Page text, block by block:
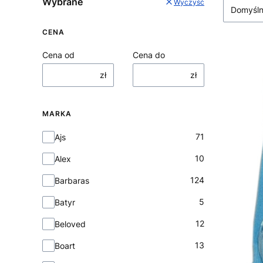
Wyczyść
CENA
Cena od
zł
Cena do
zł
MARKA
Marka
Ajs 71
Alex 10
Barbaras 124
Batyr 5
Beloved 12
Boart 13